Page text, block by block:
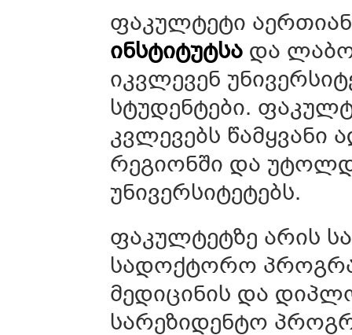
ფაკულტეტი
ინსტიტუტსა და
იკვლევენ
სტუდენტები.
კვლევებს წამყვანი
რეგიონში და
უნივერსიტეტებს.
ფაკულტეტზე არის
სადოქტორო
მედიცინის და
სარეზიდენტო